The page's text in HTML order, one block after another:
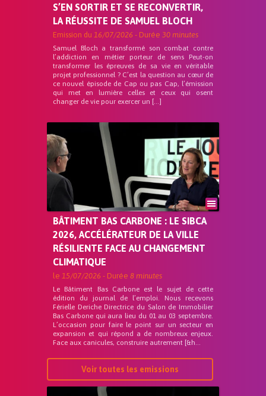
S’EN SORTIR ET SE RECONVERTIR,
LA RÉUSSITE DE SAMUEL BLOCH
Emission du 16/07/2026 - Durée 30 minutes
Samuel Bloch a transformé son combat contre
l’addiction en métier porteur de sens Peut-on
transformer les épreuves de sa vie en véritable
projet professionnel ? C’est la question au cœur de
ce nouvel épisode de Cap ou pas Cap, l’émission
qui met en lumière celles et ceux qui osent
changer de vie pour exercer un […]
BÂTIMENT BAS CARBONE : LE SIBCA
2026, ACCÉLÉRATEUR DE LA VILLE
RÉSILIENTE FACE AU CHANGEMENT
CLIMATIQUE
le 15/07/2026 - Durée 8 minutes
Le Bâtiment Bas Carbone est le sujet de cette
édition du journal de l’emploi. Nous recevons
Férielle Deriche Directrice du Salon de Immobilier
Bas Carbone qui aura lieu du 01 au 03 septembre.
L’occasion pour faire le point sur un secteur en
expansion et qui répond a de nombreux enjeux.
Face aux canicules, construire autrement [&h...
Voir toutes les emissions